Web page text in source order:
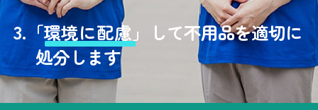
3. 「環境に配慮」
して不用品を適切に
処分します